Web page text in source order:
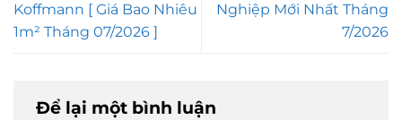
Koffmann [ Giá Bao Nhiêu
1m² Tháng 07/2026 ]
Nghiệp Mới Nhất Tháng
7/2026
Để lại một bình luận